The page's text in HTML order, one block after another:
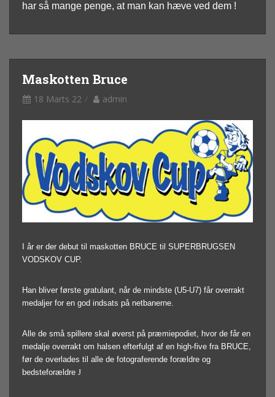
har så mange penge, at man kan hæve ved dem !
Maskotten Bruce
18 Marts 22 admin
I år er der debut til maskotten BRUCE til SUPERBRUGSEN
VODSKOV CUP.
Han bliver første gratulant, når de mindste (U5-U7) får overrakt
medaljer for en god indsats på netbanerne.
Alle de små spillere skal øverst på præmiepodiet, hvor de får en
medalje overrakt om halsen efterfulgt af en high-five fra BRUCE,
før de overlades til alle de fotograferende forældre og
bedsteforældre J